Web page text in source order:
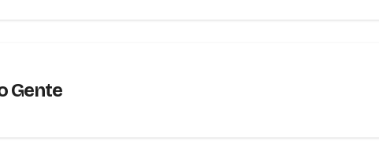
Gente